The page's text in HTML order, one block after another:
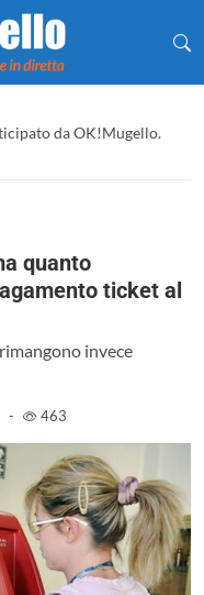
da OK!Mugello.
quanto
ticket al
invece
- 463